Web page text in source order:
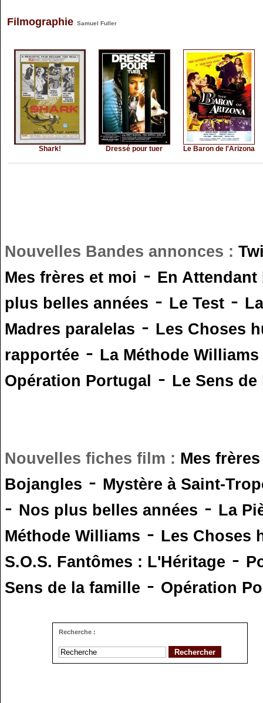
Filmographie Samuel Fuller
Shark! Dressé pour tuer Le Baron de l'Arizona
Nouvelles Bandes annonces :
Mes frères et moi - En
plus belles années - Le Test -
Madres paralelas - Les Choses
rapportée - La Méthode Williams
Opération Portugal - Le Sens
Nouvelles fiches film : Mes
Bojangles - Mystère à Saint-
- Nos plus belles années - La
Méthode Williams - Les Choses
S.O.S. Fantômes : L'Héritage -
Sens de la famille - Opération
Recherche :